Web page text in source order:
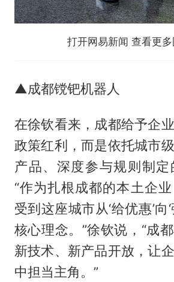
打开网易新闻 查看更
▲成都镋钯机器人
在徐钦看来，成都给予企
政策红利，而是依托城市
产品、深度参与规则制定
“作为扎根成都的本土企
受到这座城市从‘给优惠’向
核心理念。”徐钦说，“成
新技术、新产品开放，让
中担当主角。”